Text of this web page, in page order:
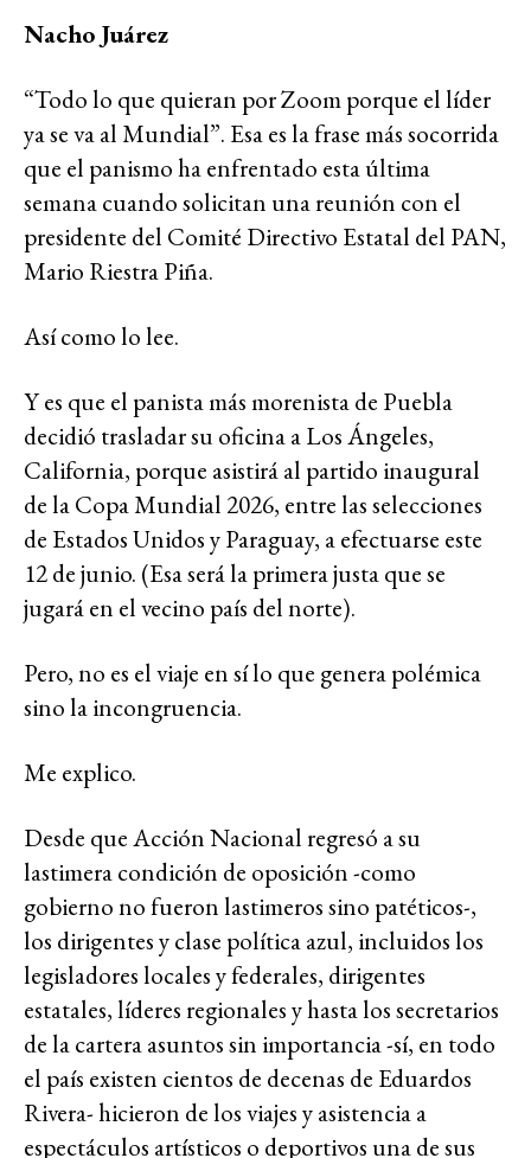
Nacho Juárez
“Todo lo que quieran por Zoom porque el líder
ya se va al Mundial”. Esa es la frase más socorrida
que el panismo ha enfrentado esta última
semana cuando solicitan una reunión con el
presidente del Comité Directivo Estatal del PAN,
Mario Riestra Piña.
Así como lo lee.
Y es que el panista más morenista de Puebla
decidió trasladar su oficina a Los Ángeles,
California, porque asistirá al partido inaugural
de la Copa Mundial 2026, entre las selecciones
de Estados Unidos y Paraguay, a efectuarse este
12 de junio. (Esa será la primera justa que se
jugará en el vecino país del norte).
Pero, no es el viaje en sí lo que genera polémica
sino la incongruencia.
Me explico.
Desde que Acción Nacional regresó a su
lastimera condición de oposición -como
gobierno no fueron lastimeros sino patéticos-,
los dirigentes y clase política azul, incluidos los
legisladores locales y federales, dirigentes
estatales, líderes regionales y hasta los secretarios
de la cartera asuntos sin importancia -sí, en todo
el país existen cientos de decenas de Eduardos
Rivera- hicieron de los viajes y asistencia a
espectáculos artísticos o deportivos una de sus